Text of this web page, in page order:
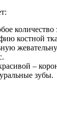
количество
костной
–
зубы.